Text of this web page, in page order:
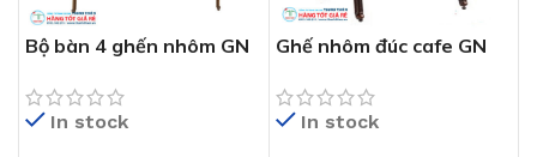
Bộ bàn 4 ghến nhôm GN
In stock
Ghế nhôm đúc cafe GN
In stock